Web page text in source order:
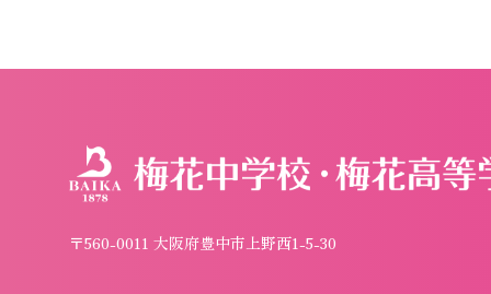
〒560-0011 大阪府豊中市上野西1-5-30